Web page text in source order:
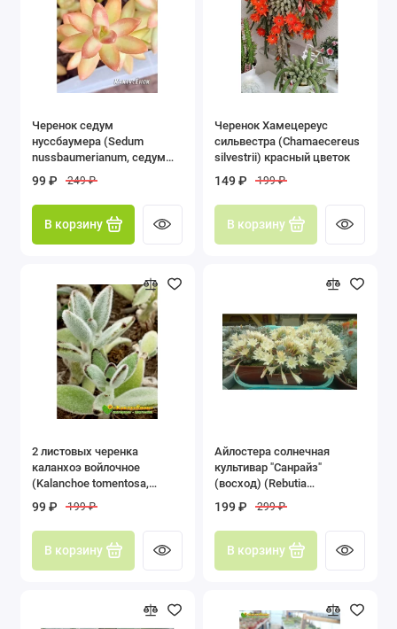
Черенок седум
нуссбаумера (Sedum
nussbaumerianum, седум
99 ₽ 249 ₽
В корзину
Черенок Хамецереус
сильвестра (Chamaecereus
silvestrii) красный цветок
149 ₽ 199 ₽
В корзину
2 листовых черенка
каланхоэ войлочное
(Kalanchoe tomentosa,
99 ₽ 199 ₽
В корзину
Айлостера солнечная
культивар "Санрайз"
(восход) (Rebutia
Sunrise)
199 ₽ 299 ₽
В корзину